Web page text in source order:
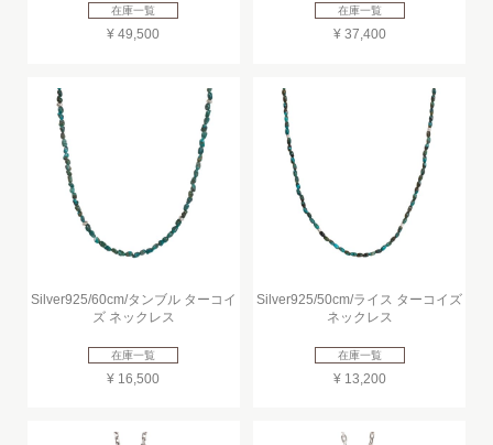
在庫一覧
¥ 49,500
在庫一覧
¥ 37,400
Silver925/60cm/タンブル ターコイ
ズ ネックレス
在庫一覧
¥ 16,500
Silver925/50cm/ライス ターコイズ
ネックレス
在庫一覧
¥ 13,200